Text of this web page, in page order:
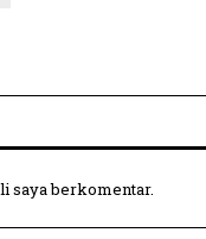
saya berkomentar.